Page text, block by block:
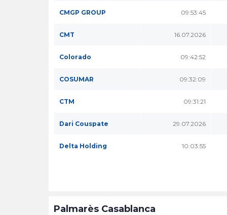
CMGP GROUP 09:53:45
CMT 16.07.2026
Colorado 09:42:52
COSUMAR 09:32:09
CTM 09:31:21
Dari Couspate 29.07.2026
Delta Holding 10:03:55
Palmarès Casablanca